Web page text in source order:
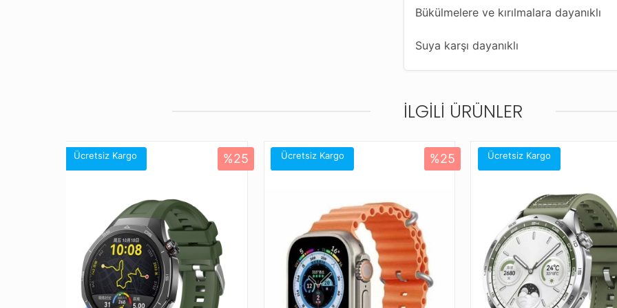
Bükülmelere ve kırılmalara dayanıklı
Suya karşı dayanıklı
Farklı renk seçenekleriyle saatinize
Amazfit Balance
Amazfit Bip 5
Amazfit Falcon
Amazfit GTR (47mm)
Amazfit GTR 2 Classic (46mm)
Amazfit GTR 2 Sport (46mm)
Amazfit GTR 2e (46mm)
Amazfit GTR 3 (46mm)
İLGILI ÜRÜNLER
Ücretsiz Kargo %25 Ücretsiz Kargo %25 Ücretsiz Kargo